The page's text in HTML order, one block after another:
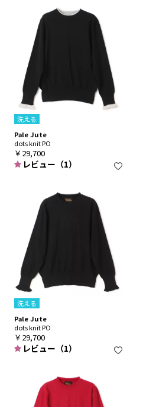
洗える
Pale Jute
dots knit PO
￥29,700
レビュー（1）
洗える
Pale Jute
dots knit PO
￥29,700
レビュー（1）